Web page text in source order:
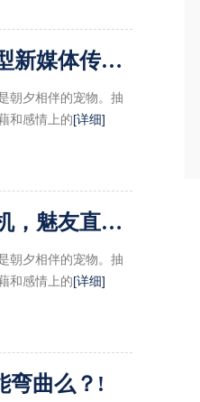
“明珠石河子”手机客户端上线，构建师市融合型新媒体传播矩阵!
朝夕相伴的宠物。抽
和感情上的[详细]
魅族「17」手机壳曝光，魅族16一夜沦为百元机，魅友直呼肠子悔青!
朝夕相伴的宠物。抽
和感情上的[详细]
弯曲么？!